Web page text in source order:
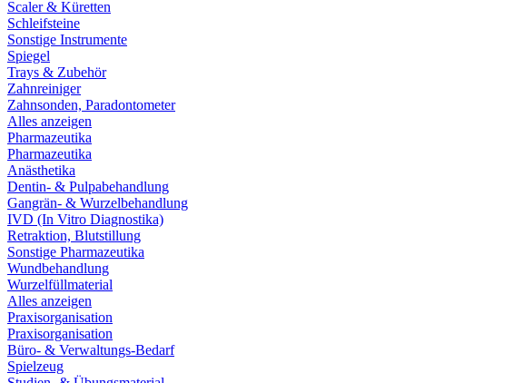
Scaler & Küretten
Schleifsteine
Sonstige Instrumente
Spiegel
Trays & Zubehör
Zahnreiniger
Zahnsonden, Paradontometer
Alles anzeigen
Pharmazeutika
Pharmazeutika
Anästhetika
Dentin- & Pulpabehandlung
Gangrän- & Wurzelbehandlung
IVD (In Vitro Diagnostika)
Retraktion, Blutstillung
Sonstige Pharmazeutika
Wundbehandlung
Wurzelfüllmaterial
Alles anzeigen
Praxisorganisation
Praxisorganisation
Büro- & Verwaltungs-Bedarf
Spielzeug